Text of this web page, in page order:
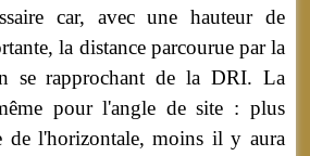
car, avec une hauteur de
la distance parcourue par la
se rapprochant de la DRI. La
pour l'angle de site : plus
de l'horizontale, moins il y aura